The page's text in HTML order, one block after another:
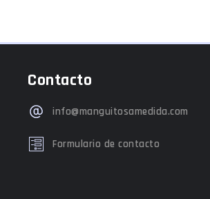
Contacto
info@manguitosamedida.com
Formulario de contacto